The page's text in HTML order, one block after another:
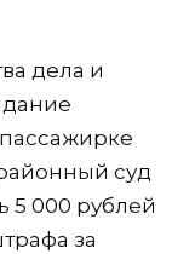
дела и
суд
5 000 рублей
за